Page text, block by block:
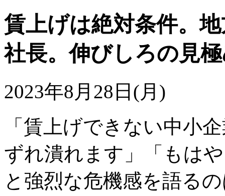
賃上げは絶対条件。
社長。伸びしろの見
2023年8月28日(月)
「賃上げできない中小
ずれ潰れます」「もは
と強烈な危機感を語る